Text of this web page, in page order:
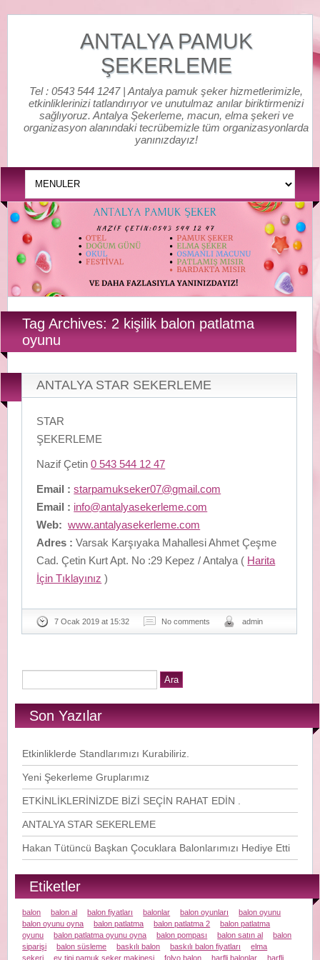
ANTALYA PAMUK
ŞEKERLEME
Tel : 0543 544 1247 | Antalya pamuk şeker hizmetlerimizle,
etkinliklerinizi tatlandırıyor ve unutulmaz anılar biriktirmenizi
sağlıyoruz. Antalya Şekerleme, macun, elma şekeri ve
organizasyon alanındaki tecrübemizle tüm organizasyonlarda
yanınızdayız!
Tag Archives: 2 kişilik balon patlatma
oyunu
ANTALYA STAR SEKERLEME
STAR
ŞEKERLEME
Nazif Çetin0 543 544 12 47
Email : starpamukseker07@gmail.com
Email : info@antalyasekerleme.com
Web: www.antalyasekerleme.com
Adres : Varsak Karşıyaka Mahallesi Ahmet Çeşme
Cad. Çetin Kurt Apt. No :29 Kepez / Antalya ( Harita
İçin Tıklayınız )
7 Ocak 2019 at 15:32 No comments admin
Son Yazılar
Etkinliklerde Standlarımızı Kurabiliriz.
Yeni Şekerleme Gruplarımız
ETKİNLİKLERİNİZDE BİZİ SEÇİN RAHAT EDİN .
ANTALYA STAR SEKERLEME
Hakan Tütüncü Başkan Çocuklara Balonlarımızı Hediye Etti
Etiketler
balon balon al balon fiyatları balonlar balon oyunları
balon oyunu
balon oyunu oyna
balon patlatma balon patlatma 2
balon patlatma
oyunu
balon patlatma oyunu oyna balon pompası balon satın al
balon
siparişi
balon süsleme baskılı balon baskılı balon fiyatları
elma
şekeri
ev tipi pamuk şeker makinesi folyo balon harfli balonlar harfli